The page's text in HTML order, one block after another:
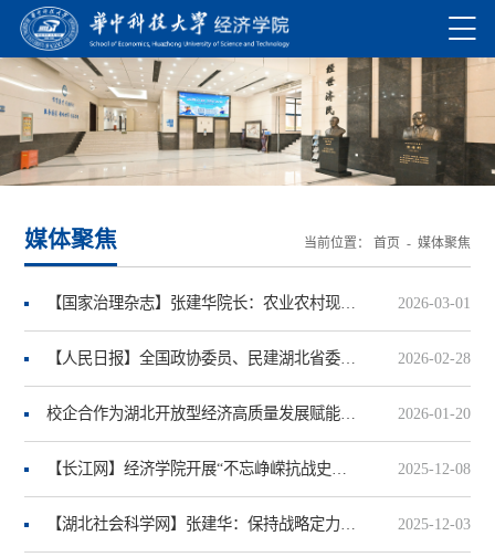
媒体聚焦 当前位置： 首页 - 媒体聚焦
【国家治理杂志】张建华院长：农业农村现代化赋能共同富裕的路径探索 2026-03-01
【人民日报】全国政协委员、民建湖北省委副主委、华中科技大学教授韩民春：立足新起点 擘画新蓝图 2026-02-28
校企合作为湖北开放型经济高质量发展赋能增效 2026-01-20
【长江网】经济学院开展“不忘峥嵘抗战史，红色基因代代传”九一八历史博物馆调研实践活动 2025-12-08
【湖北社会科学网】张建华：保持战略定力 抓住发展机遇 2025-12-03